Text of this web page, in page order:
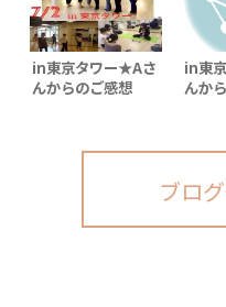
in東京タワー★Aさ
んからのご感想
in東
んか
ブロ